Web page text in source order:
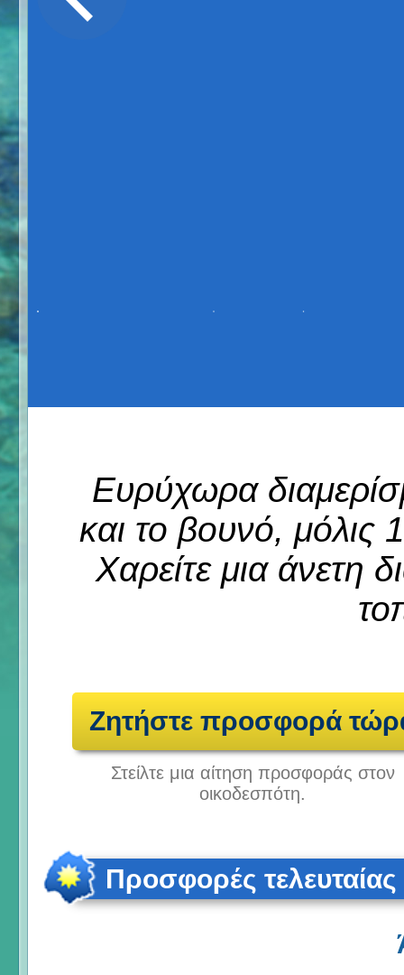
Ευρύχωρα
και το βουνό,
Χαρείτε μια άνετη
Ζητήστε προσφορά
Στείλτε μια αίτηση προσφοράς στον
οικοδεσπότη.
Προσφορές τελευταίας